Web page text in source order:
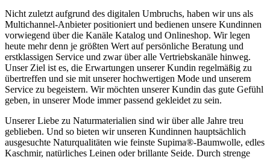
Nicht zuletzt aufgrund des digitalen Umbruchs, haben wir uns als
Multichannel-Anbieter positioniert und bedienen unsere Kundinnen
vorwiegend über die Kanäle Katalog und Onlineshop. Wir legen
heute mehr denn je größten Wert auf persönliche Beratung und
erstklassigen Service und zwar über alle Vertriebskanäle hinweg.
Unser Ziel ist es, die Erwartungen unserer Kundin regelmäßig zu
übertreffen und sie mit unserer hochwertigen Mode und unserem
Service zu begeistern. Wir möchten unserer Kundin das gute Gefühl
geben, in unserer Mode immer passend gekleidet zu sein.
Unserer Liebe zu Naturmaterialien sind wir über alle Jahre treu
geblieben. Und so bieten wir unseren Kundinnen hauptsächlich
ausgesuchte Naturqualitäten wie feinste Supima®-Baumwolle, edles
Kaschmir, natürliches Leinen oder brillante Seide. Durch strenge